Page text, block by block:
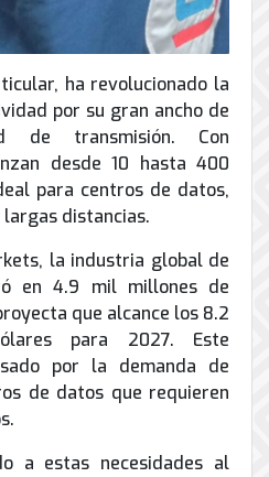
ha revolucionado la
por su gran ancho de
de transmisión. Con
desde 10 hasta 400
para centros de datos,
distancias.
la industria global de
en 4.9 mil millones de
que alcance los 8.2
para 2027. Este
por la demanda de
de datos que requieren
a estas necesidades al